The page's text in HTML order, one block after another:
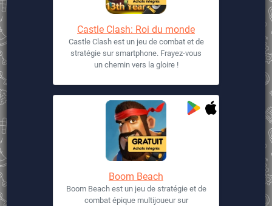
Castle Clash: Roi du monde
Castle Clash est un jeu de combat et de
stratégie sur smartphone. Frayez-vous
un chemin vers la gloire !
Boom Beach
Boom Beach est un jeu de stratégie et de
combat épique multijoueur sur